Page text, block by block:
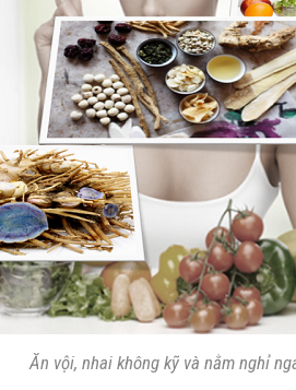
Ăn vội, nhai không kỹ và nằm nghỉ